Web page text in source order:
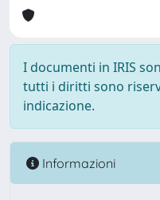
I documenti in IRIS
tutti i diritti sono
indicazione.
Informazioni